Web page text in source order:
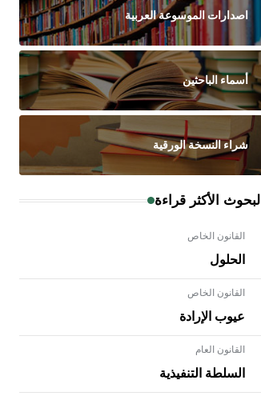
اصدارات الموسوعة العربية
أسماء الباحثين
شراء النسخة الورقية
البحوث الأكثر قراءة
القانون الخاص
الحلول
القانون الخاص
عيوب الإرادة
القانون العام
السلطة التنفيذية